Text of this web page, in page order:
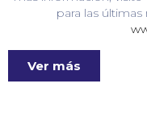
para las
Ver más